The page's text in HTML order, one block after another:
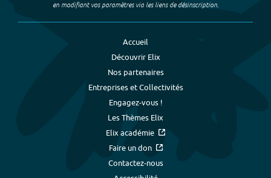
en modifiant vos paramètres via les liens de désinscription.
Accueil
Découvrir Elix
Nos partenaires
Entreprises et Collectivités
Engagez-vous !
Les Thèmes Elix
Elix académie
Faire un don
Contactez-nous